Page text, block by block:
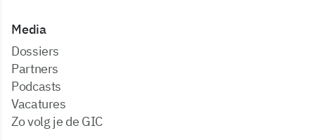
Media
dossiers
partners
podcasts
vacatures
zo volg je de GIC